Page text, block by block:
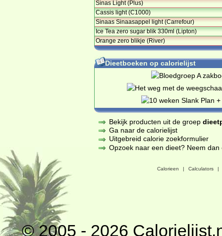
Sinas Light (Plus)
Cassis light (C1000)
Sinaas Sinaasappel light (Carrefour)
Ice Tea zero sugar blik 330ml (Lipton)
Orange zero blikje (River)
Dieetboeken op calorielijst
Bekijk producten uit de groep
Ga naar de calorielijst
Uitgebreid calorie zoekformulier
Opzoek naar een dieet? Neem
Calorieen | Calculators |
© 2005 - 2026